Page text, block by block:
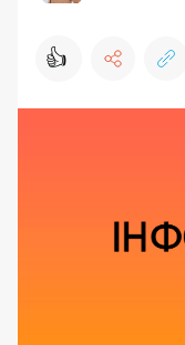
👍